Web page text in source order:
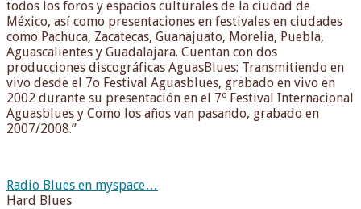
todos los foros y espacios culturales de la ciudad de
México, así como presentaciones en festivales en ciudades
como Pachuca, Zacatecas, Guanajuato, Morelia, Puebla,
Aguascalientes y Guadalajara. Cuentan con dos
producciones discográficas AguasBlues: Transmitiendo en
vivo desde el 7o Festival Aguasblues, grabado en vivo en
2002 durante su presentación en el 7º Festival Internacional
Aguasblues y Como los años van pasando, grabado en
2007/2008.”
Radio Blues en myspace…
Hard Blues